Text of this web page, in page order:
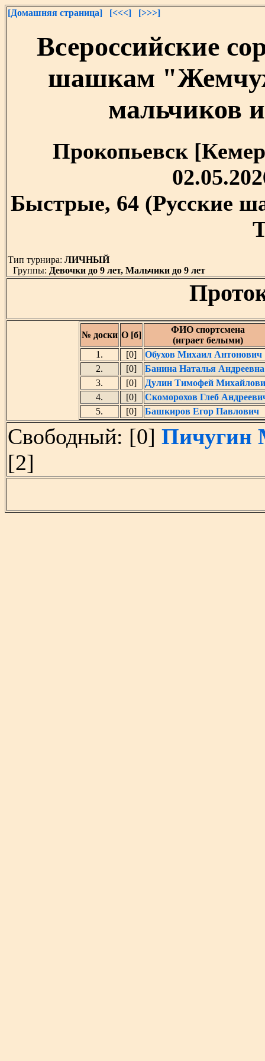
[Домашняя страница] [<<<] [>>>]
Всероссийские
шашкам
мальчиков
Прокопьевск
Быстрые, 64 (Русские
Тип турнира: ЛИЧНЫЙ
Группы: Девочки до 9 лет, Мальчики до 9 лет
№ доски О [б]
ФИО спортсмена
(играет белыми)
1.
[0]
Обухов Михаил Антонович
2.
[0]
Банина Наталья Андреевна
3.
[0]
Дулин Тимофей
4.
[0]
Скоморохов Глеб
5.
[0] Башкиров Егор Павлович
Свободный: [0] Пичугин
[2]